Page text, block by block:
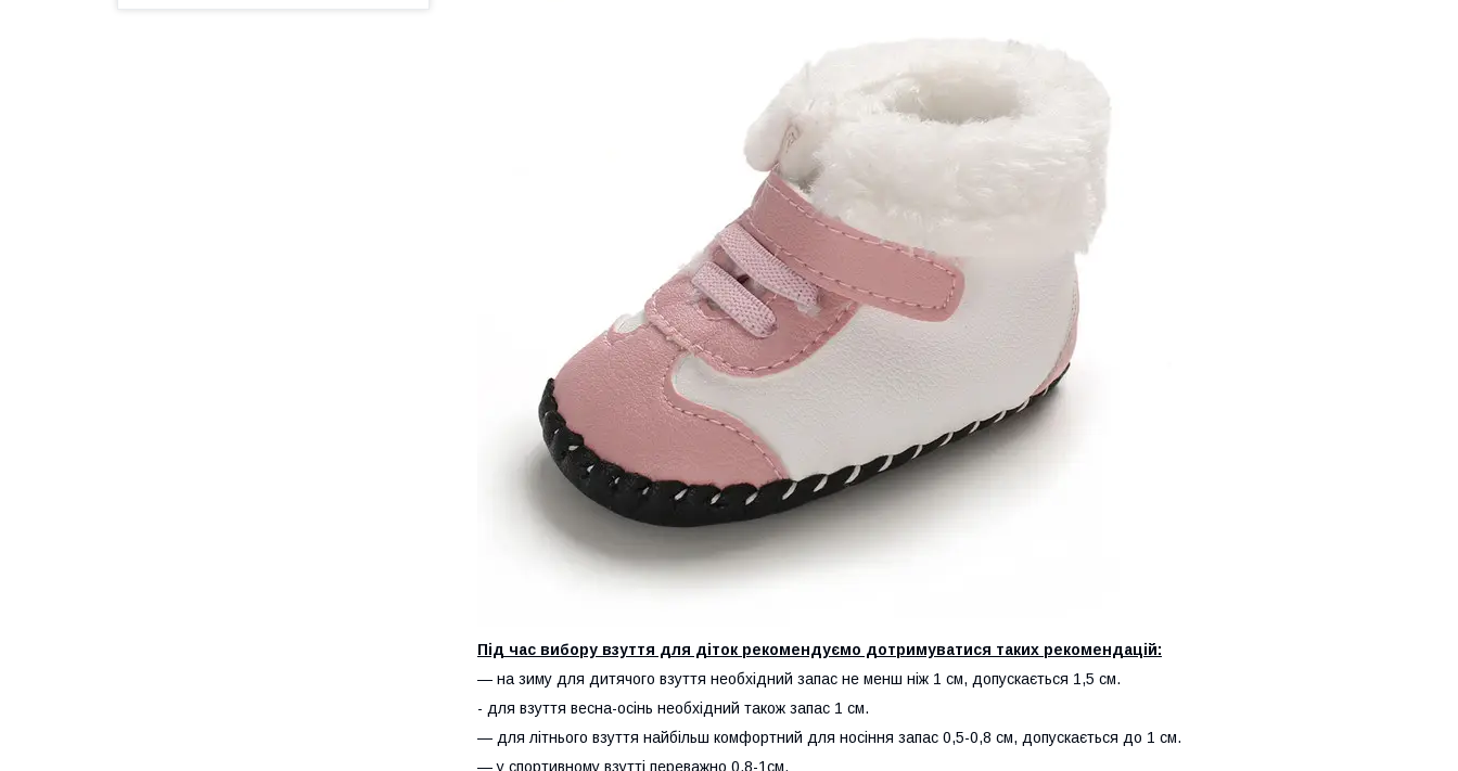
Під час вибору взуття для діток рекомендуємо дотримуватися таких рекомендацій:
— на зиму для дитячого взуття необхідний запас не менш ніж 1 см, допускається 1,5 см.
- для взуття весна-осінь необхідний також запас 1 см.
— для літнього взуття найбільш комфортний для носіння запас 0,5-0,8 см, допускається до 1 см.
— у спортивному взутті переважно 0,8-1см.